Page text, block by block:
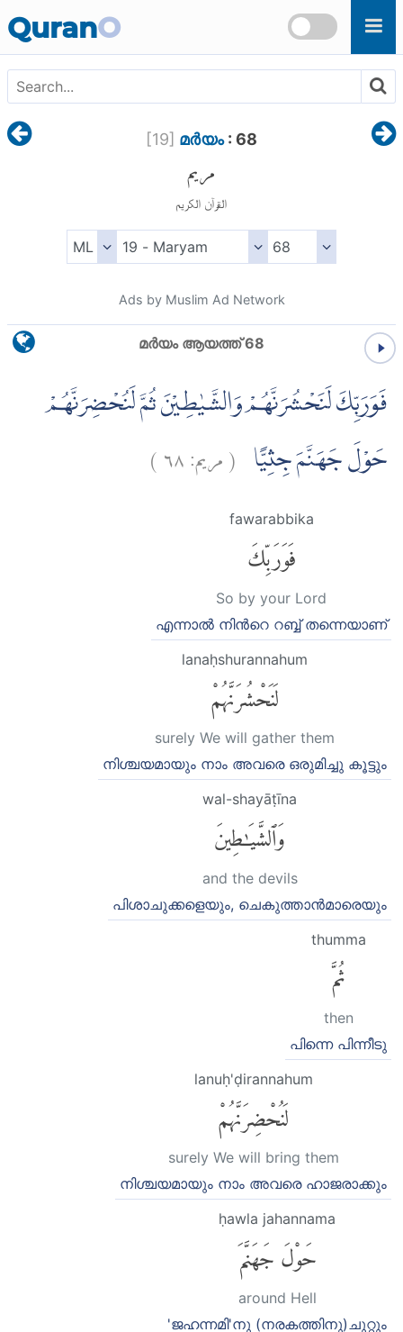
QuranO
[19] മര്‍യം: 68
مريم
القرآن الكريم
Ads by Muslim Ad Network
മര്‍യം ആയത്ത് 68
فَوَرَبِّكَ لَنَحْشُرَنَّهُمْ وَالشَّيٰطِيْنَ ثُمَّ لَنُحْضِرَنَّهُمْ
حَوْلَ جَهَنَّمَ جِثِيًّا (مريم:٦٨)
fawarabbika
فَوَرَبِّكَ
So by your Lord
എന്നാല്‍ നിന്‍റെ റബ്ബ് തന്നെയാണ്
lanaḥshurannahum
لَنَحْشُرَنَّهُمْ
surely We will gather them
നിശ്ചയമായും നാം അവരെ ഒരുമിച്ചു കൂട്ടും
wal-shayāṭīna
وَٱلشَّيَٰطِينَ
and the devils
പിശാചുക്കളെയും, ചെകുത്താന്‍മാരെയും
thumma
ثُمَّ
then
പിന്നെ പിന്നീടു
lanuḥ'ḍirannahum
لَنُحْضِرَنَّهُمْ
surely We will bring them
നിശ്ചയമായും നാം അവരെ ഹാജരാക്കും
ḥawla jahannama
حَوْلَ جَهَنَّمَ
around Hell
'ജഹന്നമി'നു (നരകത്തിനു)ചുറ്റും